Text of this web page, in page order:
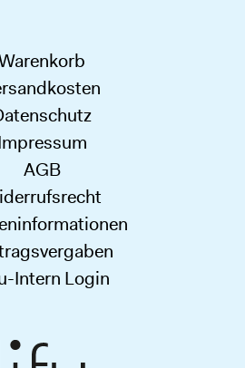
AGB
Intern Login